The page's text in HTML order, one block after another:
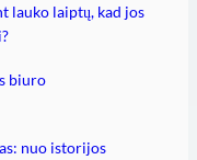
lauko laiptų, kad jos
biuro
nuo istorijos